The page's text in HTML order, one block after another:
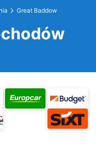
Great Baddow